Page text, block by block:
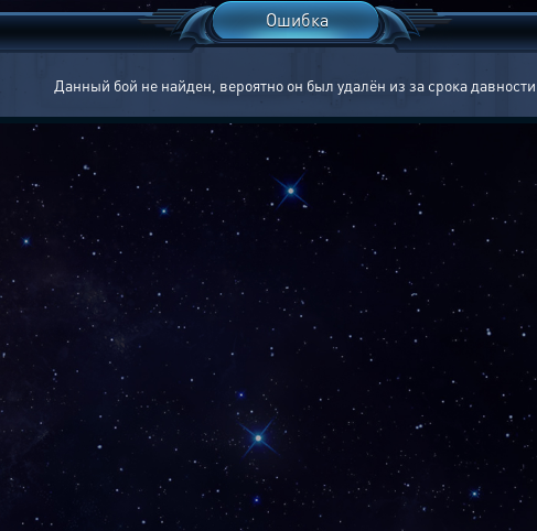
Ошибка
Данный бой не найден, вероятно он был удалён из за срока давности